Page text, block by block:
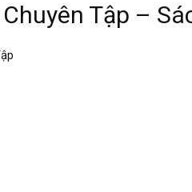
Tập –